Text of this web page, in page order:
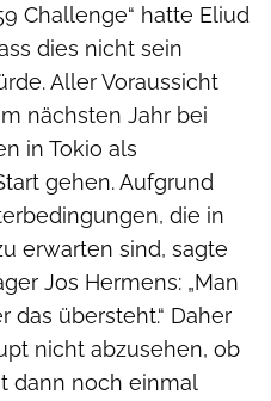
Challenge“ hatte Eliud
dies nicht sein
Aller Voraussicht
nächsten Jahr bei
in Tokio als
gehen. Aufgrund
die in
erwarten sind, sagte
Jos Hermens: „Man
das übersteht.“ Daher
nicht abzusehen, ob
dann noch einmal